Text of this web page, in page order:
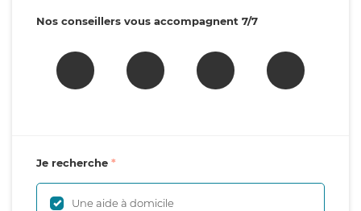
Nos conseillers vous accompagnent 7/7
Je recherche
Une aide à domicile